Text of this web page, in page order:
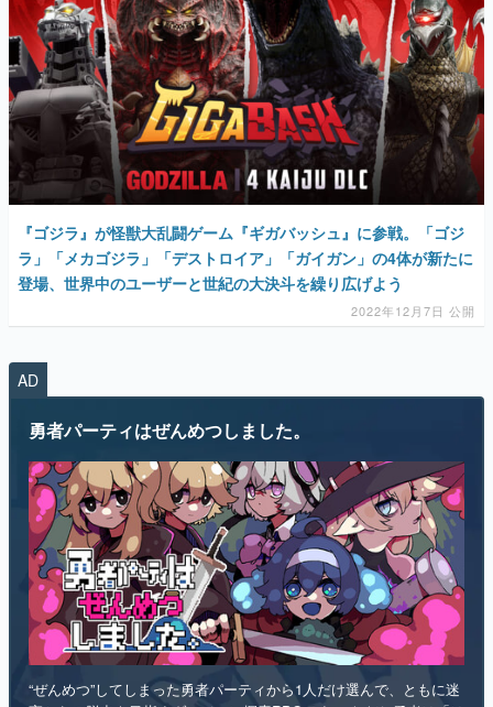
『ゴジラ』が怪獣大乱闘ゲーム『ギガバッシュ』に参戦。「ゴジ
ラ」「メカゴジラ」「デストロイア」「ガイガン」の4体が新たに
登場、世界中のユーザーと世紀の大決斗を繰り広げよう
2022年12月7日 公開
AD
“ぜんめつ”してしまった勇者パーティから1人だけ選んで、ともに迷
宮からの脱出を目指すダンジョン探索RPGです。 ただし勇者は「は
い/いいえ」しか喋れず、魔法使いは魔法が使えず、戦士は可愛らし
い人形になっていて、僧侶は██を崇拝しています。誰を救うのかを
選ぶのは、あなたです。